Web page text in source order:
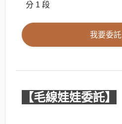
分 1 段
我要委託
【毛線娃娃委託】